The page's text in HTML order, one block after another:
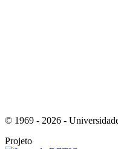
© 1969 - 2026 -
Projeto